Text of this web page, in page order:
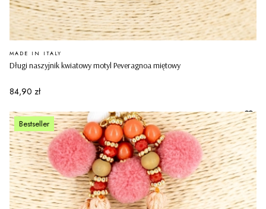
Długi naszyjnik kwiatowy motyl Peveragnoa miętowy
PRODUCENT
MADE IN ITALY
Cena
84,90 zł
Bestseller